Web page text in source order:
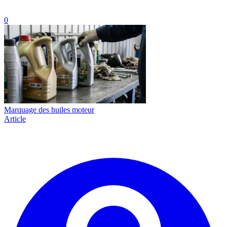
0
Marquage des huiles moteur
Article